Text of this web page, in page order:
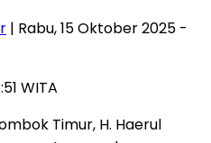
| Rabu, 15 Oktober 2025 -
WITA
Timur, H. Haerul